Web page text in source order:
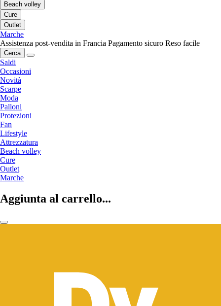
Beach volley
Cure
Outlet
Marche
Assistenza post-vendita in Francia Pagamento sicuro Reso facile
Cerca
Saldi
Occasioni
Novità
Scarpe
Moda
Palloni
Protezioni
Fan
Lifestyle
Attrezzatura
Beach volley
Cure
Outlet
Marche
Aggiunta al carrello...